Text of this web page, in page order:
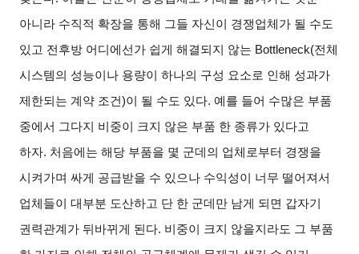
아니라 수직적 확장을 통해 그들 자신이 경쟁업체가 될 수도
있고 전후방 어디에선가 쉽게 해결되지 않는 Bottleneck(전체
시스템의 성능이나 용량이 하나의 구성 요소로 인해 성과가
제한되는 계약 조건)이 될 수도 있다. 예를 들어 수많은 부품
중에서 그다지 비중이 크지 않은 부품 한 종류가 있다고
하자. 처음에는 해당 부품을 몇 군데의 업체로부터 경쟁을
시켜가며 싸게 공급받을 수 있으나 수익성이 너무 떨어져서
업체들이 대부분 도산하고 단 한 군데만 남게 되면 갑자기
권력관계가 뒤바뀌게 된다. 비중이 크지 않을지라도 그 부품